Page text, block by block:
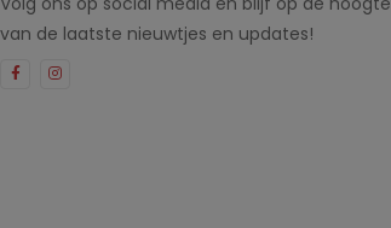
van de laatste nieuwtjes en updates!